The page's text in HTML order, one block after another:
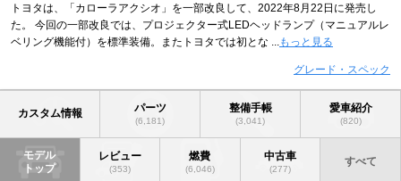
トヨタは、「カローラアクシオ」を一部改良して、2022年8月22日に発売し
た。 今回の一部改良では、プロジェクター式LEDヘッドランプ（マニュアルレ
ベリング機能付）を標準装備。またトヨタでは初とな ...
もっと見る
グレード・スペック
カスタム情報 パーツ
(6,181)
整備手帳
(3,041)
愛車紹介
(820)
モデル
トップ
レビュー
(353)
燃費
(6,046)
中古車
(277)
すべて